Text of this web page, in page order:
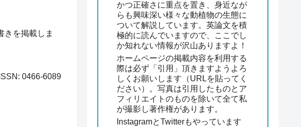
きを掲載しま
0466-6089
かつ正確さに重点を置き、身近なが
らも興味深い様々な動植物の生態に
ついて解説しています。英論文を積
極的に読んでいますので、ここでし
か知れない情報が沢山ありますよ！
ホームページの掲載内容を利用する
際は必ず「引用」頂きますようよろ
しくお願いします（URLを貼ってく
ださい）。写真は引用したものとア
フィリエイトのものを除いて全て私
が撮影し著作権があります。
InstagramとTwitterもやっています